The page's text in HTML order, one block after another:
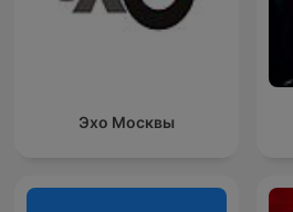
Эхо Москвы